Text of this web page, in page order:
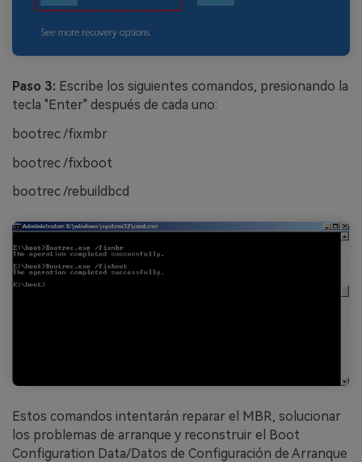
Paso 3: Escribe los siguientes comandos, presionando la
tecla "Enter" después de cada uno:󠀲󠀡󠀩󠀣󠀡󠀩󠀣󠀣󠀣󠀳
bootrec /fixmbr
bootrec /fixboot
bootrec /rebuildbcd
Estos comandos intentarán reparar el MBR, solucionar
los problemas de arranque y reconstruir el Boot
Configuration Data󠀲󠀡󠀩󠀣󠀡󠀩󠀣󠀣󠀨󠀳/Datos de Configuración de Arranque